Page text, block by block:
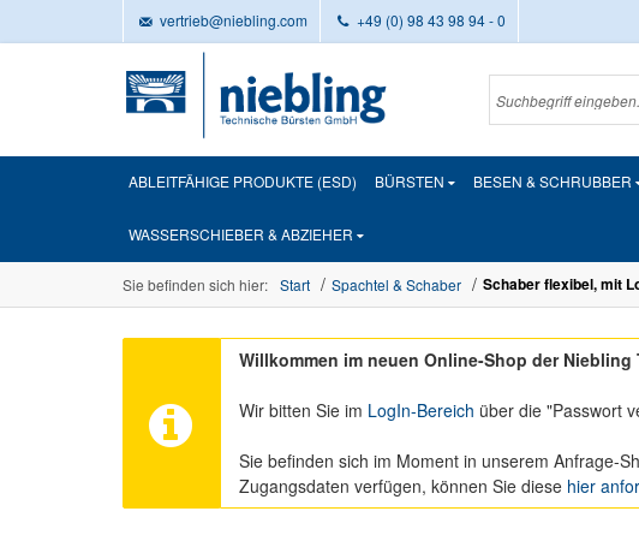
vertrieb@niebling.com +49 (0) 98 43 98 94 - 0
ABLEITFÄHIGE PRODUKTE (ESD) BÜRSTEN BESEN & SCHRUBBER
WASSERSCHIEBER & ABZIEHER
Sie befinden sich hier: Start Spachtel & Schaber Schaber flexibel, mit
Willkommen im neuen Online-Shop der
Wir bitten Sie im LogIn-Bereich über die "Passwort
Sie befinden sich im Moment in unserem Anfrage-
Zugangsdaten verfügen, können Sie diese hier